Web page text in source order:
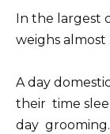
In the largest
weighs almost
A day
their time
day grooming.